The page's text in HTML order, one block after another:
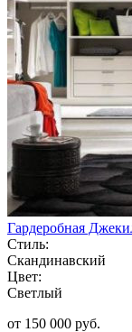
Гардеробная
Стиль:
Скандинавский
Цвет:
Светлый
от 150 000 руб.